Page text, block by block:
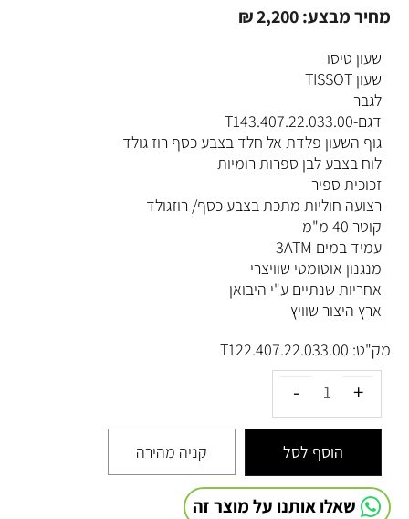
מחיר מבצע: ₪2,200
שעון טיסו
שעון TISSOT
לגבר
דגם-T143.407.22.033.00
גוף השעון פלדת אל חלד בצבע כסף רוז גולד
לוח בצבע לבן ספרות רומיות
זכוכית ספיר
רצועה חוליות מתכת בצבע כסף/ רוזגולד
קוטר 40 מ"מ
עמיד במים 3ATM
מנגנון אוטומטי שוויצרי
אחריות שנתיים ע"י היבואן
ארץ היצור שוויץ
מק"ט: T122.407.22.033.00
הוסף לסל קניה מהירה
שאלו אותנו על מוצר זה